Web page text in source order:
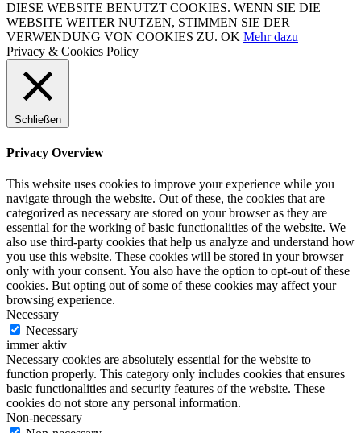
DIESE WEBSITE BENUTZT COOKIES. WENN SIE DIE
WEBSITE WEITER NUTZEN, STIMMEN SIE DER
VERWENDUNG VON COOKIES ZU. OK Mehr dazu
Privacy & Cookies Policy
Schließen
Privacy Overview
This website uses cookies to improve your experience while you
navigate through the website. Out of these, the cookies that are
categorized as necessary are stored on your browser as they are
essential for the working of basic functionalities of the website. We
also use third-party cookies that help us analyze and understand how
you use this website. These cookies will be stored in your browser
only with your consent. You also have the option to opt-out of these
cookies. But opting out of some of these cookies may affect your
browsing experience.
Necessary
Necessary
immer aktiv
Necessary cookies are absolutely essential for the website to
function properly. This category only includes cookies that ensures
basic functionalities and security features of the website. These
cookies do not store any personal information.
Non-necessary